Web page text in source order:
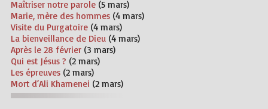
Maîtriser notre parole(5 mars)
Marie, mère des hommes(4 mars)
Visite du Purgatoire(4 mars)
La bienveillance de Dieu (4 mars)
Après le 28 février(3 mars)
Qui est Jésus ? (2 mars)
Les épreuves(2 mars)
Mort d’Ali Khamenei (2 mars)